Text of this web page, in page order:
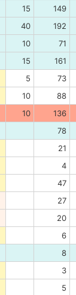
15 149
40 192
10 71
15 161
5 73
10 88
10 136
78
21
4
47
27
20
6
8
3
5